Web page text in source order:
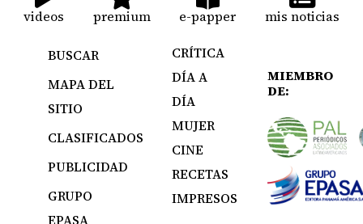
videos premium e-papper mis noticias
BUSCAR
MAPA DEL
SITIO
CLASIFICADOS
PUBLICIDAD
GRUPO
EPASA
CRÍTICA
DÍA A
DÍA
MUJER
CINE
RECETAS
IMPRESOS
MIEMBRO
DE: